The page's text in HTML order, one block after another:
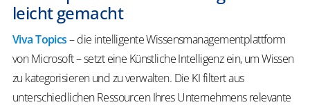
leicht gemacht
Viva Topics– die intelligente Wissensmanagementplattform
von Microsoft – setzt eine Künstliche Intelligenz ein, um Wissen
zu kategorisieren und zu verwalten. Die KI filtert aus
unterschiedlichen Ressourcen Ihres Unternehmens relevante